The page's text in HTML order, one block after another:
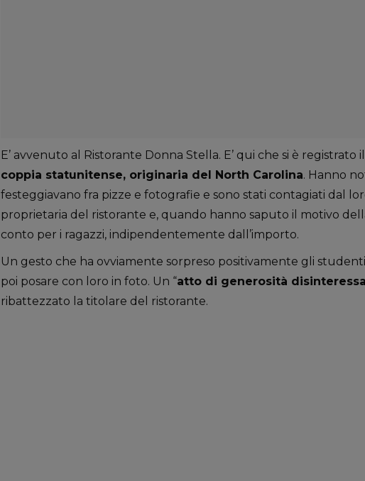
E’ avvenuto al Ristorante Donna Stella. E’ qui che si è
coppia statunitense, originaria del North Carolina. Hanno
festeggiavano fra pizze e fotografie e sono stati contagiati dal
proprietaria del ristorante e, quando hanno saputo il motivo
conto per i ragazzi, indipendentemente dall’importo.
Un gesto che ha ovviamente sorpreso positivamente gli
poi posare con loro in foto. Un “atto di generosità
ribattezzato la titolare del ristorante.